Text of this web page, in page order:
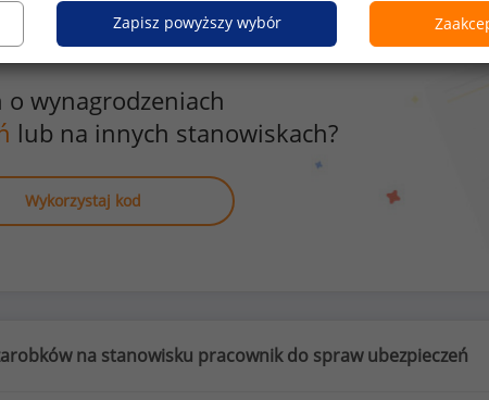
o wynagrodzeniach
lub na innych stanowiskach?
Wykorzystaj kod
na stanowisku pracownik do spraw ubezpieczeń
Zapisz powyższy wybór